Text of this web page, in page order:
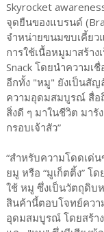
Skyrocket
จุดยืนของแบรนด์
จำหน่ายขนมขบเคี้ย
การใช้เนื้อหมูมาสร้า
Snack โดยนำความเ
อีกทั้ง "หมู" ยังเป็นสั
ความอุดมสมบูรณ์ สื่อ
สิ่งดี ๆ มาในชีวิต มา
กรอบเจ้าสัว”
“สำหรับความโดดเด่
ยมู หรือ “มูเก็ตติ้ง” โ
ใช้ หมู ซึ่งเป็นวัตถุดิบ
สินค้านี้ตอบโจทย์ควา
อุดมสมบูรณ์ โดยสร้าง